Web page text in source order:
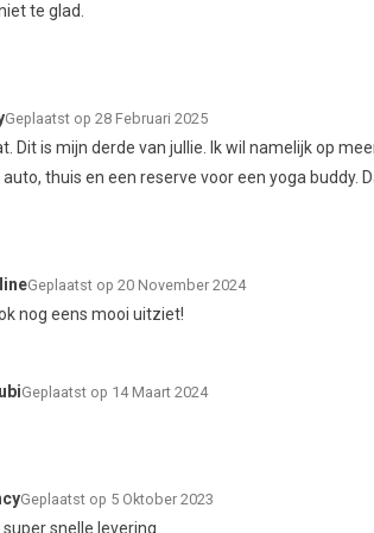
te glad.
Geplaatst op 28 Februari 2025
Dit is mijn derde van jullie. Ik wil namelijk op
auto, thuis en een reserve voor een yoga buddy.
Geplaatst op 20 November 2024
nog eens mooi uitziet!
Geplaatst op 14 Maart 2024
Geplaatst op 5 Oktober 2023
snelle levering